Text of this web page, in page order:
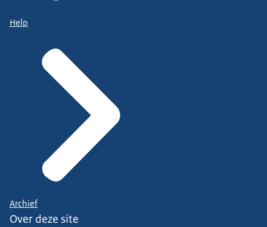
Help
Archief
Over deze site